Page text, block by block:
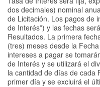
dos decimales) nominal
de Licitación. Los pagos de
de Interés”) y las fechas
Resultados. La primera
(tres) meses desde la
intereses a pagar se
de Interés y se utilizará el
la cantidad de días de cada
primer día y se excluirá el